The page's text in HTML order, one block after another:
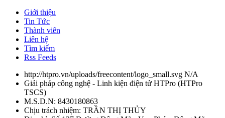
Giới thiệu
Tin Tức
Thành viên
Liên hệ
Tìm kiếm
Rss Feeds
http://htpro.vn/uploads/freecontent/logo_small.svg N/A
Giải pháp công nghệ - Linh kiện điện tử HTPro (HTPro
TSCS)
M.S.D.N: 8430180863
Chịu trách nhiệm: TRẦN THỊ THỦY